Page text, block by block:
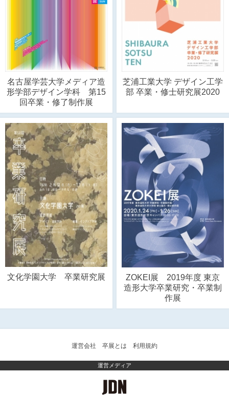
名古屋学芸大学メディア造
形学部デザイン学科 第15
回卒業・修了制作展
芝浦工業大学 デザイン工学
部 卒業・修士研究展2020
文化学園大学 卒業研究展
ZOKEI展 2019年度 東京
造形大学卒業研究・卒業制
作展
運営会社 卒展とは 利用規約
運営メディア